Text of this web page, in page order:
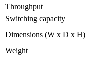
Throughput
Switching capacity
Dimensions (W x D x H)
Weight